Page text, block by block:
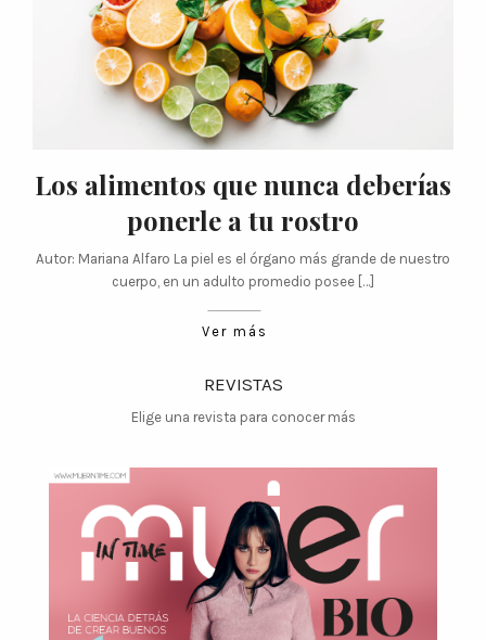
Los alimentos que nunca deberías
ponerle a tu rostro
Autor: Mariana Alfaro La piel es el órgano más grande de nuestro
cuerpo, en un adulto promedio posee […]
Ver más
REVISTAS
Elige una revista para conocer más